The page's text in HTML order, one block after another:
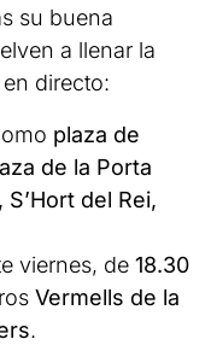
su buena
a llenar la
directo:
plaza de
de la Porta
del Rei,
viernes, de 18.30
Vermells de la
.